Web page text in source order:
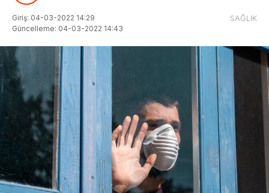
Giriş: 04-03-2022 14:29
Güncelleme: 04-03-2022 14:43
SAĞLIK